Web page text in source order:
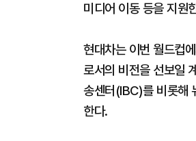
미디어 이동 등을 지원
현대차는 이번 월드컵
로서의 비전을 선보일
송센터(IBC)를 비롯해
한다.